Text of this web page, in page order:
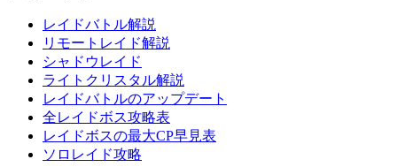
レイドバトル解説
リモートレイド解説
シャドウレイド
ライトクリスタル解説
レイドバトルのアップデート
全レイドボス攻略表
レイドボスの最大CP早見表
ソロレイド攻略